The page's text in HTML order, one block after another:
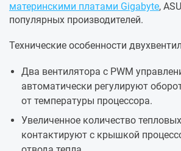
материнскими платами Gigabyte,
популярных производителей.
Технические особенности
Два вентилятора с PWM
автоматически регулируют
от температуры процессора.
Увеличенное количество
контактируют с крышкой